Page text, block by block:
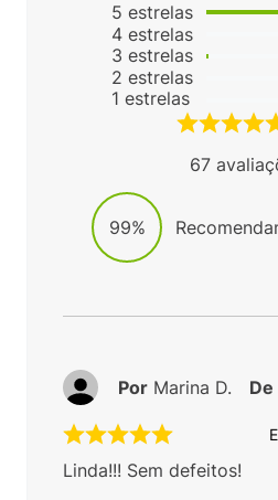
5 estrelas
4 estrelas
3 estrelas
2 estrelas
1 estrelas
67
99%
Linda!!! Sem defeitos!
Por Marina D. De